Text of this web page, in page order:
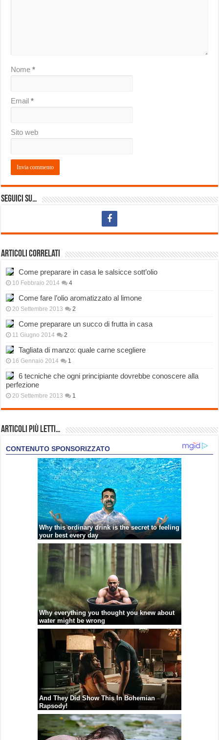
Nome*
Email*
Sito web
Seguici su…
Articoli correlati
Come preparare in casa le salsicce sott’olio
10 Febbraio 2014 4
Come fare l’olio aromatizzato al limone
20 Settembre 2013 2
Come preparare un succo di frutta in casa
11 Giugno 2014 2
Tagliata di manzo: quale carne scegliere
16 Gennaio 2014 1
6 tecniche che ogni principiante dovrebbe conoscere alla
perfezione
20 Settembre 2013 1
Articoli più Letti…